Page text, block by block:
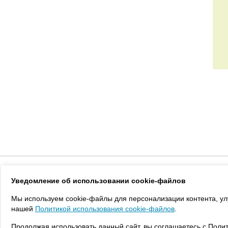
Каталог Новости Статьи
Уведомление об использовании cookie-файлов
Мы используем cookie-файлы для персонализации контента,
нашей Политикой использования cookie-файлов